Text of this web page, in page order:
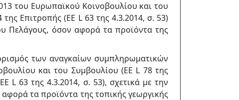
του Ευρωπαϊκού Κοινοβουλίου και του
Επιτροπής (ΕΕ L 63 της 4.3.2014, σ. 53)
Πελάγους, όσον αφορά τα προϊόντα της
των αναγκαίων συμπληρωματικών
και του Συμβουλίου (ΕΕ L 78 της
L 63 της 4.3.2014, σ. 53), σχετικά με την
τα προϊόντα της τοπικής γεωργικής